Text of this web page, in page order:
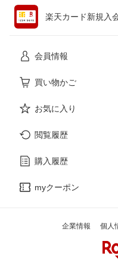
本・雑誌・コミック
楽天カード新規入
会員情報
買い物かご
お気に入り
閲覧履歴
購入履歴
myクーポン
企業情報 個人